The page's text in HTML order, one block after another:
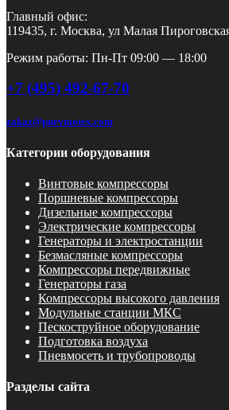
Главный офис:
119435, г. Москва, ул Малая
Режим работы: Пн-Пт 09:00 — 18:00
+7 (495) 492-67-70
zakaz@pnevmotex.com
Категории оборудования
Винтовые компрессоры
Поршневые компрессоры
Дизельные компрессоры
Электрические компрессоры
Генераторы и электростанции
Безмасляные компрессоры
Компрессоры передвижные
Генераторы газа
Компрессоры высокого давления
Модульные станции МКС
Пескоструйное оборудование
Подготовка воздуха
Пневмосеть и трубопроводы
Разделы сайта